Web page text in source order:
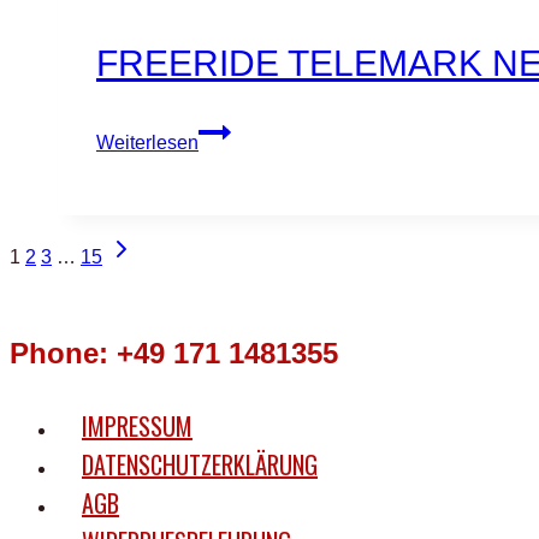
2025
FREERIDE TELEMARK
Weiterlesen
Freeride
SEITENNAVIGATION
1 2 3 … 15
Nächste
Phone: +49 171 1481355
IMPRESSUM
DATENSCHUTZERKLÄRUNG
AGB